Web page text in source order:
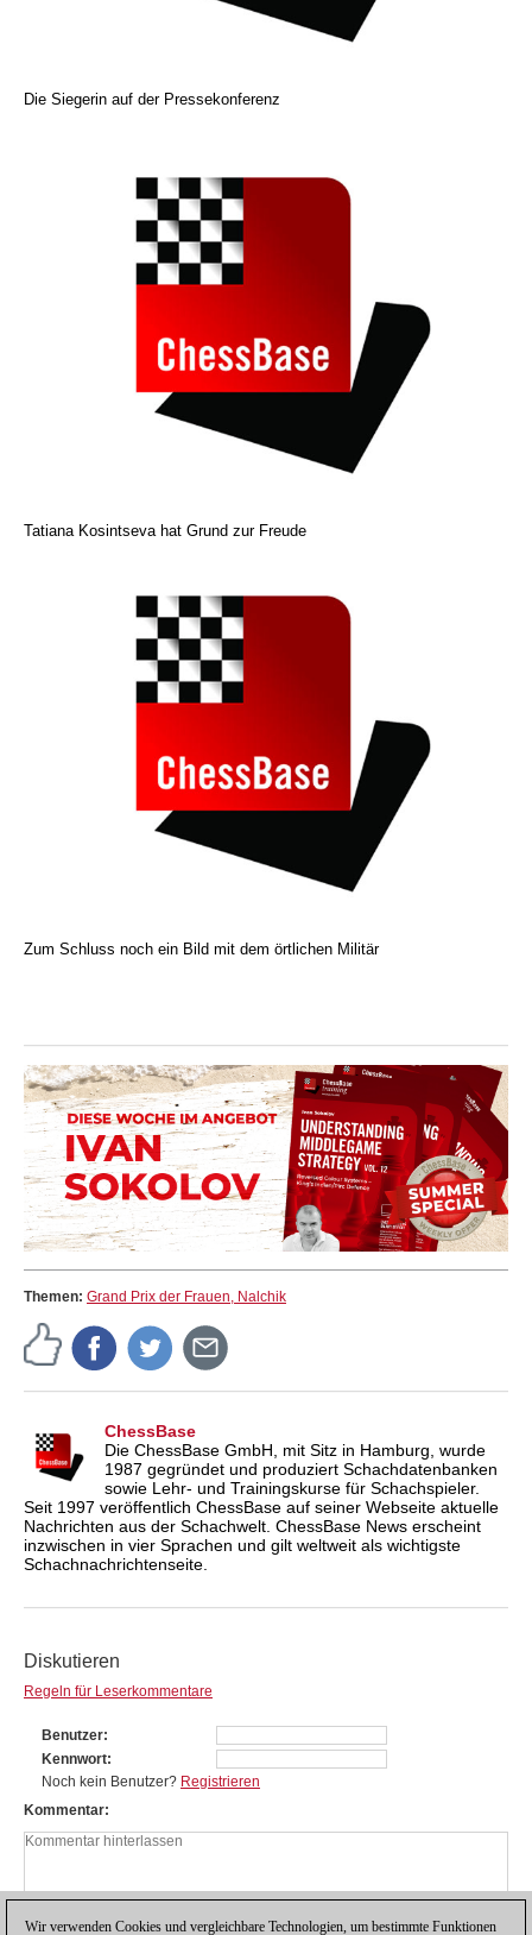
Die Siegerin auf der Pressekonferenz
Tatiana Kosintseva hat Grund zur Freude
Zum Schluss noch ein Bild mit dem örtlichen Militär
Themen: Grand Prix der Frauen, Nalchik
ChessBase
Die ChessBase GmbH, mit Sitz in Hamburg, wurde
1987 gegründet und produziert Schachdatenbanken
sowie Lehr- und Trainingskurse für Schachspieler.
Seit 1997 veröffentlich ChessBase auf seiner Webseite aktuelle
Nachrichten aus der Schachwelt. ChessBase News erscheint
inzwischen in vier Sprachen und gilt weltweit als wichtigste
Schachnachrichtenseite.
Diskutieren
Regeln für Leserkommentare
Benutzer
Kennwort
Noch kein Benutzer? Registrieren
Kommentar
Wir verwenden Cookies und vergleichbare Technologien, um bestimmte Funktionen